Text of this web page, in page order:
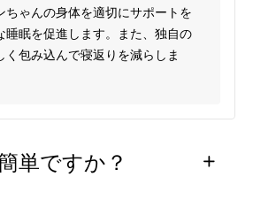
ちゃんの身体を適切にサポートを
睡眠を促進します。また、独自の
く包み込んで寝返りを減らしま
単ですか？